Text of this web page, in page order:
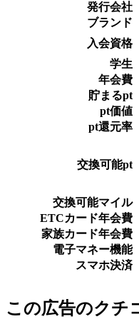
発行会社
ブランド
入会資格
学生
年会費
貯まるpt
pt価値
pt還元率
交換可能pt
交換可能マイル
ETCカード年会費
家族カード年会費
電子マネー機能
スマホ決済
この広告のクチ